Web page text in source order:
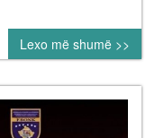
Sarajevë
Lexo më shumë >>